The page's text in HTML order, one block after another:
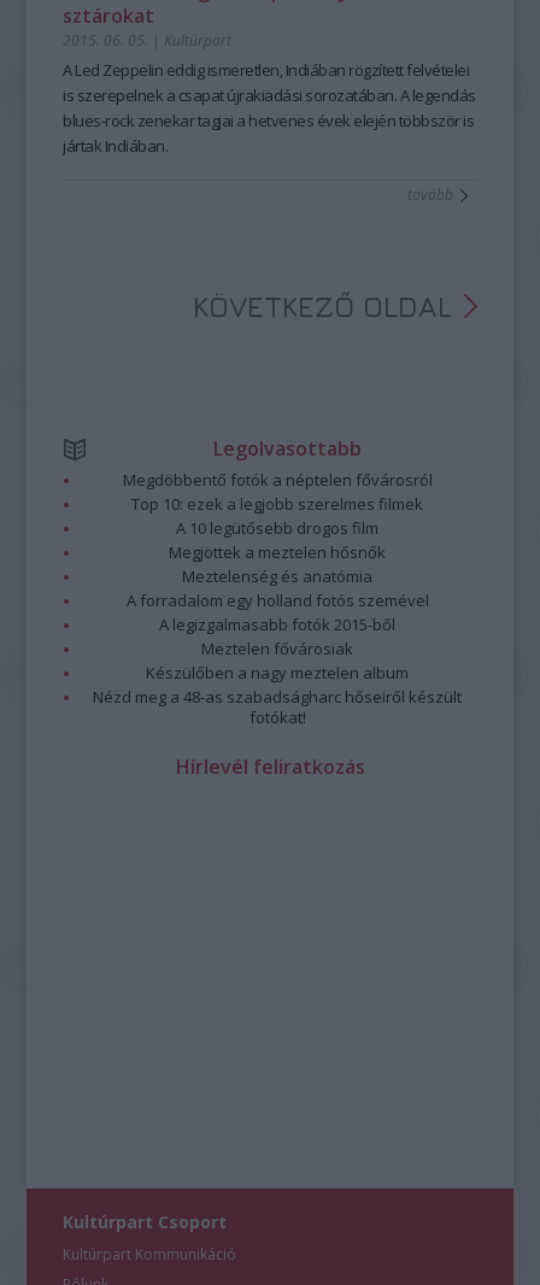
sztárokat
2015. 06. 05. | Kultúrpart
ALed Zeppelin eddigismeretlen, Indiában rögzített felvételei
is szerepelnek a csapat újrakiadási sorozatában. A legendás
blues-rock zenekar tagjai a hetvenes évek elején többször is
jártak Indiában.
tovább
KÖVETKEZŐ OLDAL
Legolvasottabb
Megdöbbentő fotók a néptelen fővárosról
Top 10: ezek a legjobb szerelmes filmek
A 10 legütősebb drogos film
Megjöttek a meztelen hősnők
Meztelenség és anatómia
A forradalom egy holland fotós szemével
A legizgalmasabb fotók 2015-ből
Meztelen fővárosiak
Készülőben a nagy meztelen album
Nézd meg a 48-as szabadságharc hőseiről készült
fotókat!
Hírlevél feliratkozás
Kultúrpart Csoport
Kultúrpart Kommunikáció